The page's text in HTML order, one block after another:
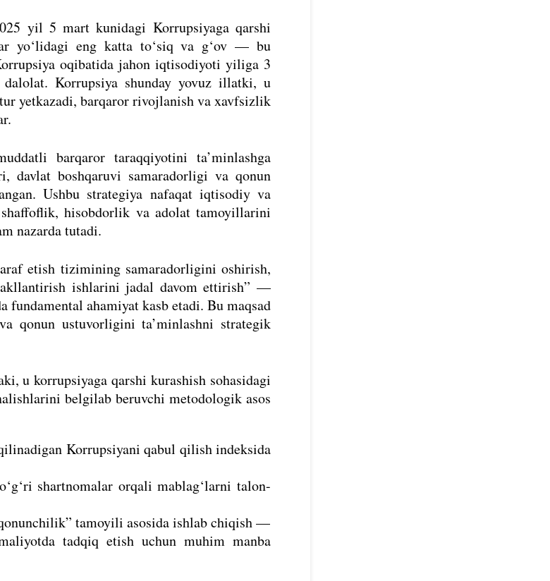
yil 5 mart kunidagi Korrupsiyaga qarshi
yo‘lidagi eng katta to‘siq va g‘ov — bu
oqibatida jahon iqtisodiyoti yiliga 3
Korrupsiya shunday yovuz illatki, u
yetkazadi, barqaror rivojlanish va xavfsizlik
barqaror taraqqiyotini ta’minlashga
davlat boshqaruvi samaradorligi va qonun
Ushbu strategiya nafaqat iqtisodiy va
hisobdorlik va adolat tamoyillarini
nazarda tutadi.
etish tizimining samaradorligini oshirish,
ishlarini jadal davom ettirish” —
ahamiyat kasb etadi. Bu maqsad
qonun ustuvorligini ta’minlashni strategik
u korrupsiyaga qarshi kurashish sohasidagi
belgilab beruvchi metodologik asos
Korrupsiyani qabul qilish indeksida
shartnomalar orqali mablag‘larni talon-
tamoyili asosida ishlab chiqish —
tadqiq etish uchun muhim manba